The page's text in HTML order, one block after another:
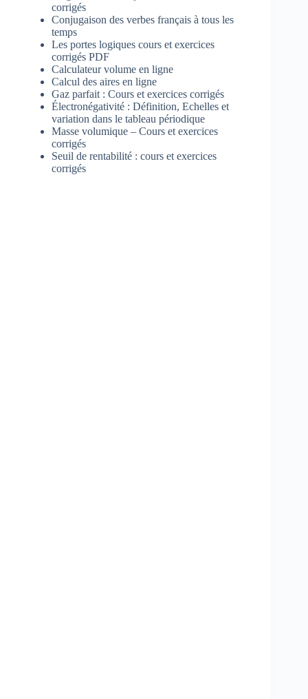
corrigés
Conjugaison des verbes français à tous les
temps
Les portes logiques cours et exercices
corrigés PDF
Calculateur volume en ligne
Calcul des aires en ligne
Gaz parfait : Cours et exercices corrigés
Électronégativité : Définition, Echelles et
variation dans le tableau périodique
Masse volumique – Cours et exercices
corrigés
Seuil de rentabilité : cours et exercices
corrigés